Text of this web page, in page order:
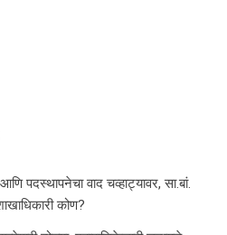
आणि पदस्थापनेचा वाद चव्हाट्यावर, सा.बां.
कोण?